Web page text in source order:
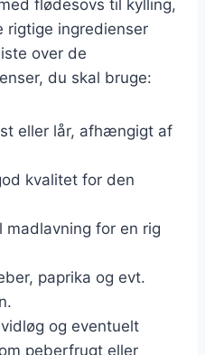
flødesovs til kylling,
rigtige ingredienser
over de
du skal bruge:
eller lår, afhængigt af
kvalitet for den
madlavning for en rig
paprika og evt.
og eventuelt
peberfrugt eller